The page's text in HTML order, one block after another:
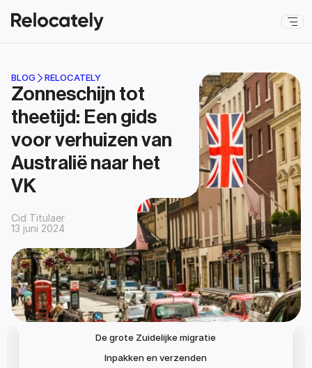
BLOG RELOCATELY
Zonneschijn tot
theetijd: Een gids
voor verhuizen van
Australië naar het
VK
Cid Titulaer
13 juni 2024
De grote Zuidelijke migratie
Inpakken en verzenden